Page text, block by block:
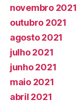
novembro 2021
outubro 2021
agosto 2021
julho 2021
junho 2021
maio 2021
abril 2021